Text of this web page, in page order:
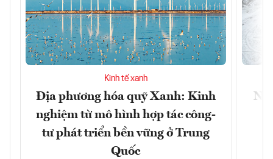
Kinh tế xanh
Địa phương hóa quỹ Xanh: Kinh
nghiệm từ mô hình hợp tác công-
tư phát triển bền vững ở Trung
Quốc